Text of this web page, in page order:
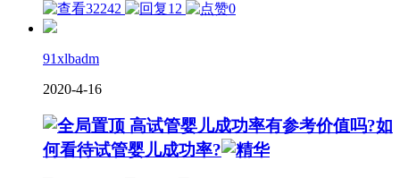
32242 12 0
91xlbadm
2020-4-16
高试管婴儿成功率有参考价值吗?如
何看待试管婴儿成功率?